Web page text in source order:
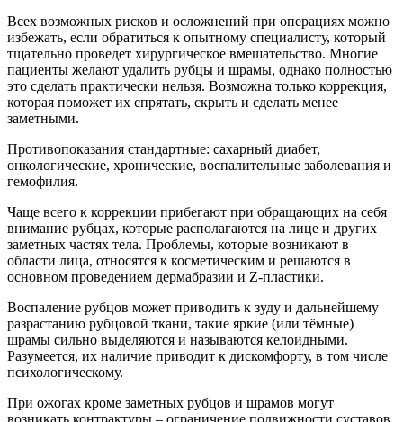
Всех возможных рисков и осложнений при операциях можно
избежать, если обратиться к опытному специалисту, который
тщательно проведет хирургическое вмешательство. Многие
пациенты желают удалить рубцы и шрамы, однако полностью
это сделать практически нельзя. Возможна только коррекция,
которая поможет их спрятать, скрыть и сделать менее
заметными.
Противопоказания стандартные: сахарный диабет,
онкологические, хронические, воспалительные заболевания и
гемофилия.
Чаще всего к коррекции прибегают при обращающих на себя
внимание рубцах, которые располагаются на лице и других
заметных частях тела. Проблемы, которые возникают в
области лица, относятся к косметическим и решаются в
основном проведением дермабразии и Z-пластики.
Воспаление рубцов может приводить к зуду и дальнейшему
разрастанию рубцовой ткани, такие яркие (или тёмные)
шрамы сильно выделяются и называются келоидными.
Разумеется, их наличие приводит к дискомфорту, в том числе
психологическому.
При ожогах кроме заметных рубцов и шрамов могут